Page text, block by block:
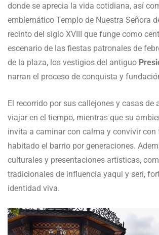
donde se aprecia la vida cotidiana, así
emblemático Templo de Nuestra Señora
recinto del siglo XVIII que funge como
escenario de las fiestas patronales de
de la plaza, los vestigios del antiguo
narran el proceso de conquista y
El recorrido por sus callejones y casas de
viajar en el tiempo, mientras que su
invita a caminar con calma y convivir
habitado el barrio por generaciones.
culturales y presentaciones artísticas,
tradicionales de influencia yaqui y seri,
identidad viva.